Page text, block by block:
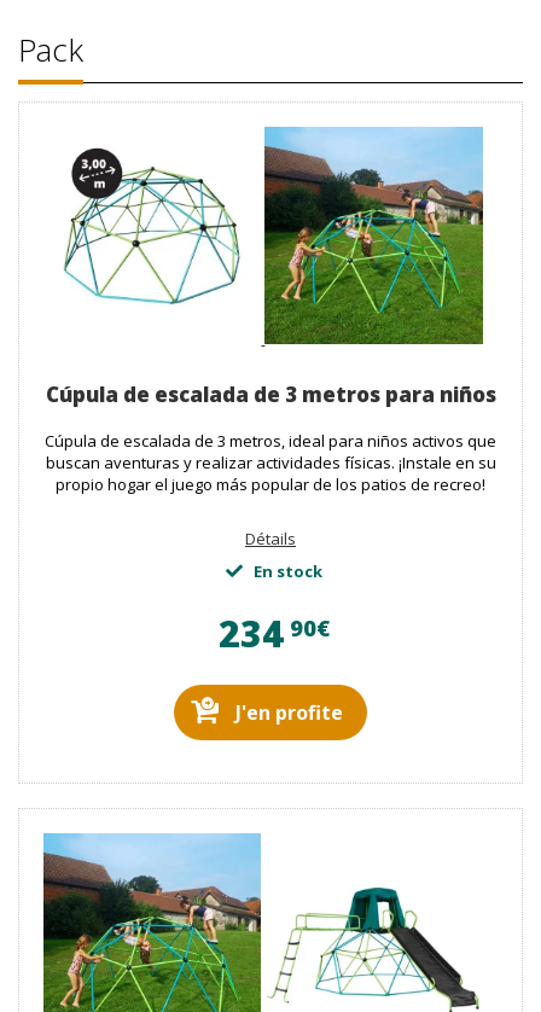
Pack
Cúpula de escalada de 3 metros para niños
Cúpula de escalada de 3 metros, ideal para niños activos que
buscan aventuras y realizar actividades físicas. ¡Instale en su
propio hogar el juego más popular de los patios de recreo!
Détails
En stock
234 90€
J'en profite